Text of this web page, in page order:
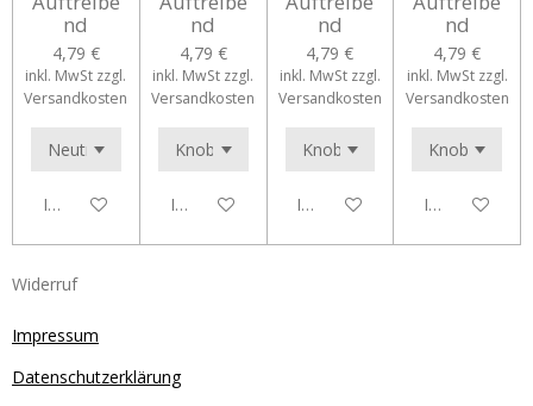
nd
4,79 €
inkl. MwSt zzgl.
Versandkosten
In den Warenkorb
nd
4,79 €
inkl. MwSt zzgl.
Versandkosten
In den Warenkorb
nd
4,79 €
inkl. MwSt zzgl.
Versandkosten
In den Warenkorb
nd
4,79 €
inkl. MwSt zzgl.
Versandkosten
In den
Widerruf
Impressum
Datenschutzerklärung